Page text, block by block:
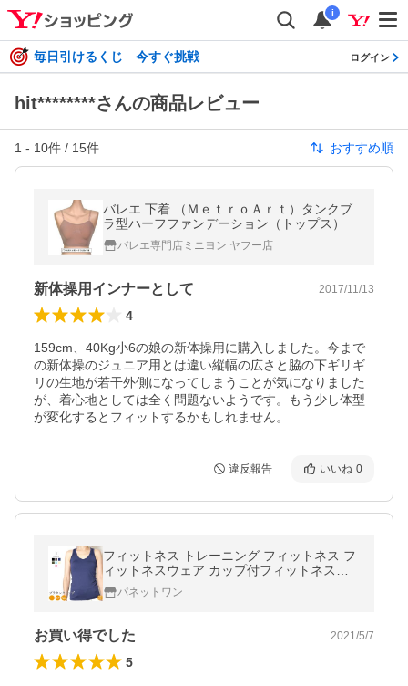
i
毎日引けるくじ 今すぐ挑戦 ログイン
hit********さんの商品レビュー
1 - 10件 / 15件 おすすめ順
バレエ 下着 （ＭｅｔｒｏＡｒｔ）タンクブ
ラ型ハーフファンデーション（トップス）
バレエ専門店ミニヨン ヤフー店
新体操用インナーとして 2017/11/13
4
159cm、40Kg小6の娘の新体操用に購入しました。今まで
の新体操のジュニア用とは違い縦幅の広さと脇の下ギリギ
リの生地が若干外側になってしまうことが気になりました
が、着心地としては全く問題ないようです。もう少し体型
が変化するとフィットするかもしれません。
違反報告 いいね 0
フィットネス トレーニング フィットネス フ
ィットネスウェア カップ付フィットネスブ
ラタンク ウェア タンクトップ インナー
パネットワン
お買い得でした 2021/5/7
5